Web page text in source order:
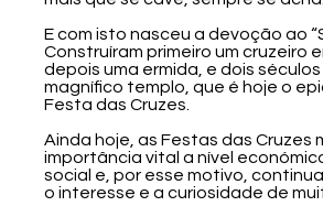
E com isto nasceu a devoção ao
Construíram primeiro um cruzeiro
depois uma ermida, e dois
magnífico templo, que é hoje o
Festa das Cruzes.
Ainda hoje, as Festas das Cruzes
importância vital a nível
social e, por esse motivo,
o interesse e a curiosidade de